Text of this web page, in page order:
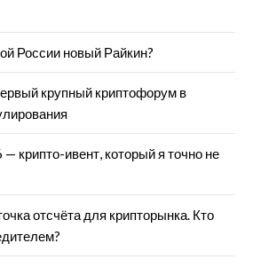
России новый Райкин?
крупный криптофорум в
крипто-ивент, который я точно не
отсчёта для крипторынка. Кто